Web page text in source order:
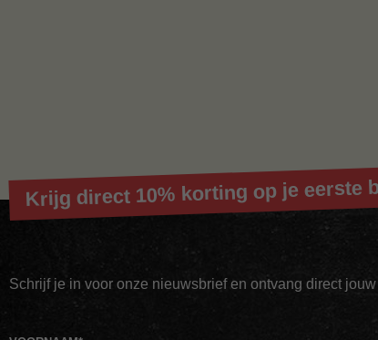
Krijg direct 10% korting op je eerste
Schrijf je in voor onze nieuwsbrief en ontvang direct